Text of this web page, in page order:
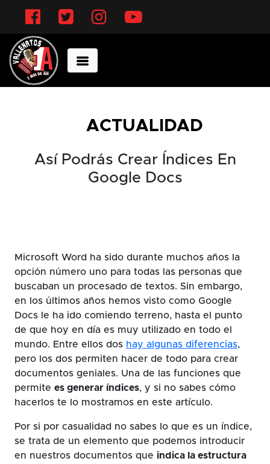
ACTUALIDAD
Así Podrás Crear Índices En
Google Docs
Microsoft Word ha sido durante muchos años la
opción número uno para todas las personas que
buscaban un procesado de textos. Sin embargo,
en los últimos años hemos visto como Google
Docs le ha ido comiendo terreno, hasta el punto
de que hoy en día es muy utilizado en todo el
mundo. Entre ellos dos hay algunas diferencias,
pero los dos permiten hacer de todo para crear
documentos geniales. Una de las funciones que
permite es generar índices, y si no sabes cómo
hacerlos te lo mostramos en este artículo.
Por si por casualidad no sabes lo que es un índice,
se trata de un elemento que podemos introducir
en nuestros documentos que indica la estructura